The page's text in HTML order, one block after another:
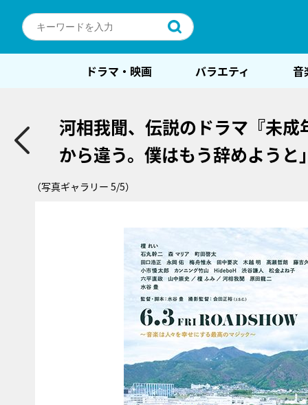
ドラマ・映画 バラエティ 音
河相我聞、伝説のドラマ『未
から違う。僕はもう辞めようと
（写真ギャラリー 5/5）